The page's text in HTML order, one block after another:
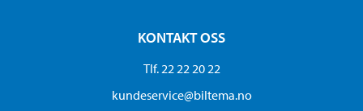
KONTAKT OSS
Tlf. 22 22 20 22
kundeservice@biltema.no